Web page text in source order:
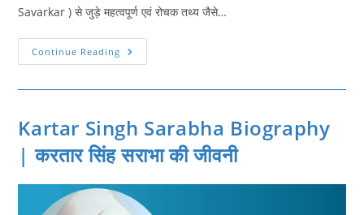
Savarkar ) से जुड़े महत्वपूर्ण एवं रोचक तथ्य जैसे…
Continue Reading Vinayak
Damodar
दामोदर
सावरकर
की
जीवनी
Kartar Singh Sarabha Biography
| करतार सिंह सराभा की जीवनी